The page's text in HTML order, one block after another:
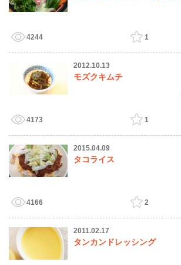
4244
1
2012.10.13
モズクキムチ
4173
1
2015.04.09
タコライス
4166
2
2011.02.17
タンカンドレッシング